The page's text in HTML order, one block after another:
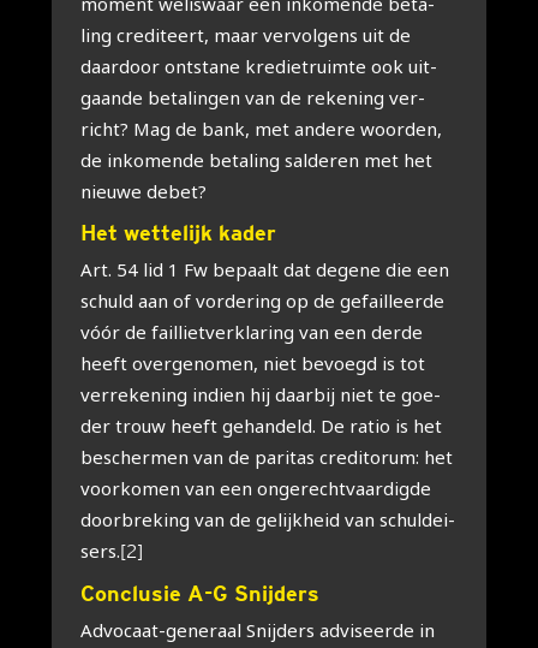
ling cre­di­teert, maar ver­vol­gens uit de
daar­door ont­sta­ne kre­diet­ruim­te ook uit­
gaan­de beta­lin­gen van de reke­ning ver­
richt? Mag de bank, met ande­re woor­den,
de inko­men­de beta­ling sal­de­ren met het
nieu­we debet?
Het wet­te­lijk kader
Art. 54 lid 1 Fw bepaalt dat dege­ne die een
schuld aan of vor­de­ring op de gefail­leer­de
vóór de fail­liet­ver­kla­ring van een der­de
heeft over­ge­no­men, niet bevoegd is tot
ver­re­ke­ning indien hij daar­bij niet te goe­
der trouw heeft gehan­deld. De ratio is het
bescher­men van de pari­tas cre­di­to­rum: het
voor­ko­men van een onge­recht­vaar­dig­de
door­bre­king van de gelijk­heid van schuld­ei­
sers.[2]
Con­clu­sie A-G Snij­ders
Advo­caat-gene­raal Snij­ders advi­seer­de in